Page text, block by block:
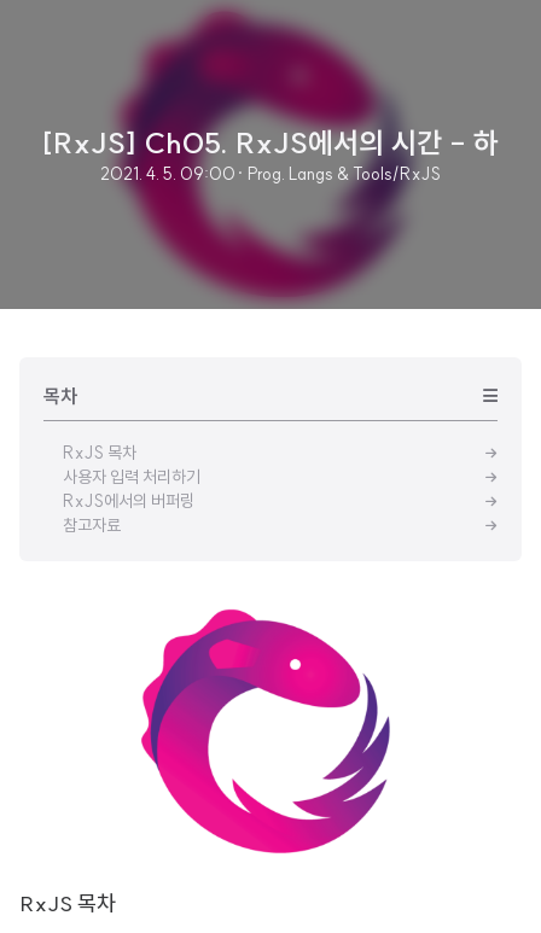
[RxJS] Ch05. RxJS에서의 시간 - 하
2021. 4. 5. 09:00 · Prog. Langs & Tools/RxJS
목차
RxJS 목차
사용자 입력 처리하기
RxJS에서의 버퍼링
참고자료
RxJS 목차